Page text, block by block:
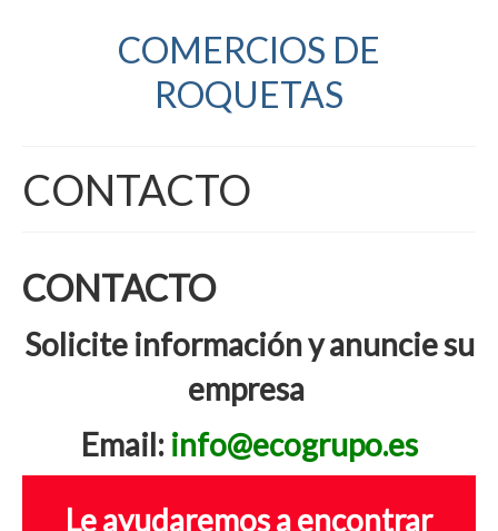
COMERCIOS DE
ROQUETAS
CONTACTO
CONTACTO
Solicite información y anuncie su
empresa
Email: info@ecogrupo.es
Le ayudaremos a encontrar